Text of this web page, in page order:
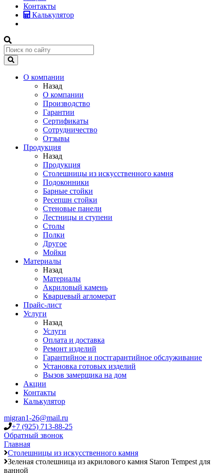
Контакты
Калькулятор
О компании
Назад
О компании
Производство
Гарантии
Сертификаты
Сотрудничество
Отзывы
Продукция
Назад
Продукция
Столешницы из искусственного камня
Подоконники
Барные стойки
Ресепшн стойки
Стеновые панели
Лестницы и ступени
Столы
Полки
Другое
Мойки
Материалы
Назад
Материалы
Акриловый камень
Кварцевый агломерат
Прайс-лист
Услуги
Назад
Услуги
Оплата и доставка
Ремонт изделий
Гарантийное и постгарантийное обслуживание
Установка готовых изделий
Вызов замерщика на дом
Акции
Контакты
Калькулятор
migran1-26@mail.ru
+7 (925) 713-88-25
Обратный звонок
Главная
Столешницы из искусственного камня
Зеленая столешница из акрилового камня Staron Tempest для
ванной